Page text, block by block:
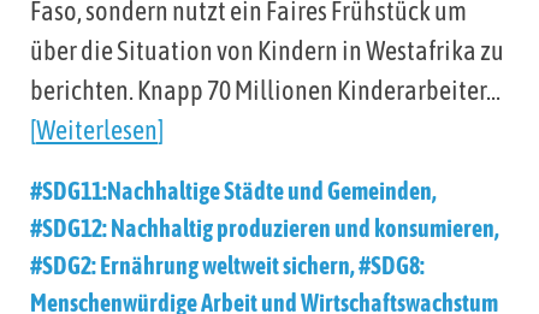
Faso, sondern nutzt ein Faires Frühstück um
über die Situation von Kindern in Westafrika zu
berichten. Knapp 70 Millionen Kinderarbeiter…
Weiterlesen
#SDG11:Nachhaltige Städte und Gemeinden,
#SDG12: Nachhaltig produzieren und konsumieren,
#SDG2: Ernährung weltweit sichern,#SDG8:
Menschenwürdige Arbeit und Wirtschaftswachstum